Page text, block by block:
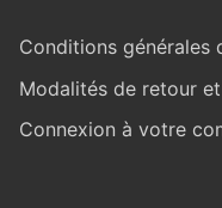
Conditions générales
Modalités de retour
Connexion à votre